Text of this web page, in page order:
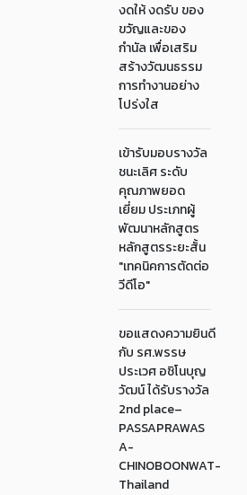
งดให้ งดรับ ของ
ขวัญและของ
กำนัล เพื่อเสริม
สร้างวัฒนธรรม
การทำงานอย่าง
โปร่งใส
เข้ารับมอบรางวัล
ชนะเลิศ ระดับ
คุณภาพยอด
เยี่ยม ประเภทผู้
พัฒนาหลักสูตร
หลักสูตรระยะสั้น
"เทคนิคการตัดต่อ
วีดีโอ"
ขอแสดงความยินดี
กับ รศ.พรรษ
ประเวศ อชิโนบุญ
วัฒน์ ได้รับรางวัล
2nd place–
PASSAPRAWAS
A-
CHINOBOONWAT-
Thailand